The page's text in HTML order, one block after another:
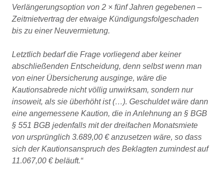
Verlängerungsoption von 2 × fünf Jahren gegebenen –
Zeitmietvertrag der etwaige Kündigungsfolgeschaden
bis zu einer Neuvermietung.
Letztlich bedarf die Frage vorliegend aber keiner
abschließenden Entscheidung, denn selbst wenn man
von einer Übersicherung ausginge, wäre die
Kautionsabrede nicht völlig unwirksam, sondern nur
insoweit, als sie überhöht ist (…). Geschuldet wäre dann
eine angemessene Kaution, die in Anlehnung an § BGB
§ 551 BGB jedenfalls mit der dreifachen Monatsmiete
von ursprünglich 3.689,00 € anzusetzen wäre, so dass
sich der Kautionsanspruch des Beklagten zumindest auf
11.067,00 € beläuft.“